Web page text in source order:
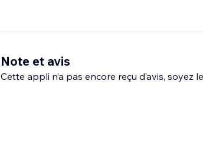
Note et avis
Cette appli n’a pas encore reçu d’avis, soyez